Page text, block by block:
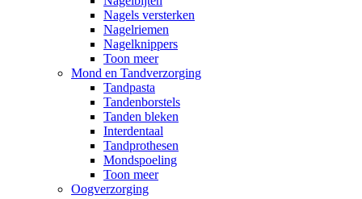
Nagels versterken
Nagelriemen
Nagelknippers
Toon meer
Mond en Tandverzorging
Tandpasta
Tandenborstels
Tanden bleken
Interdentaal
Tandprothesen
Mondspoeling
Toon meer
Oogverzorging